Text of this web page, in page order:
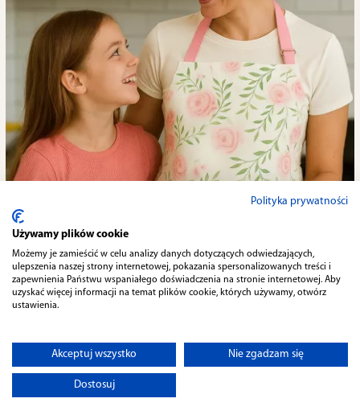
Fartuchy kuchenne są ważne w każdej kuchni, zarówno w
domach, jak i w profesjonalnych lokalach gastronomicznych.
Służą one nie tylko do ochrony odzieży przed zabrudzeniami, ale
Polityka prywatności
Używamy plików cookie
Możemy je zamieścić w celu analizy danych dotyczących odwiedzających,
ulepszenia naszej strony internetowej, pokazania spersonalizowanych treści i
zapewnienia Państwu wspaniałego doświadczenia na stronie internetowej. Aby
uzyskać więcej informacji na temat plików cookie, których używamy, otwórz
ustawienia.
Akceptuj wszystko Nie zgadzam się
Dostosuj